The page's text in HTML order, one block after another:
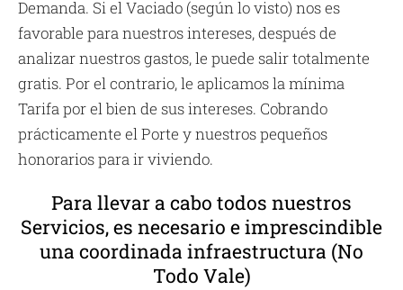
Demanda. Si el Vaciado (según lo visto) nos es
favorable para nuestros intereses, después de
analizar nuestros gastos, le puede salir totalmente
gratis. Por el contrario, le aplicamos la mínima
Tarifa por el bien de sus intereses. Cobrando
prácticamente el Porte y nuestros pequeños
honorarios para ir viviendo.
Para llevar a cabo todos nuestros
Servicios, es necesario e imprescindible
una coordinada infraestructura (No
Todo Vale)